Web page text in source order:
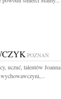
POZNAŃ
uczuć, talentów Joanna